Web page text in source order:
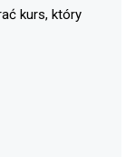
kurs, który